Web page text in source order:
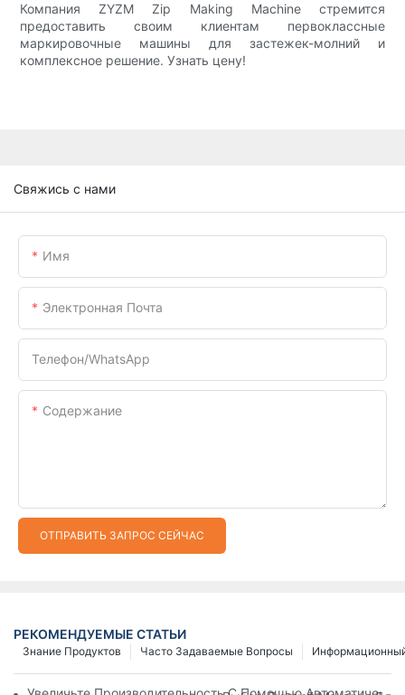
Компания ZYZM Zip Making Machine стремится
предоставить своим клиентам первоклассные
маркировочные машины для застежек-молний и
комплексное решение. Узнать цену!
Свяжись с нами
Имя
Электронная Почта
Телефон/WhatsApp
Содержание
ОТПРАВИТЬ ЗАПРОС СЕЙЧАС
РЕКОМЕНДУЕМЫЕ СТАТЬИ
Часто Задаваемые Вопросы
Знание Продуктов